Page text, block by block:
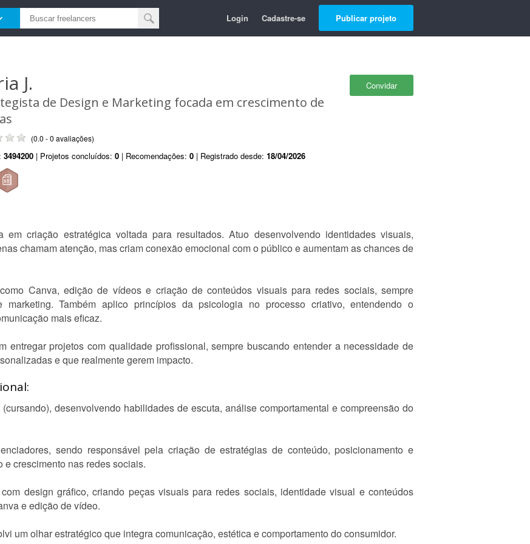
Login Cadastre-se Publicar projeto
Convidar
J.
de Design e Marketing focada em crescimento de
(0.0 - 0 avaliações)
3494200 | Projetos concluídos: 0 | Recomendações: 0 | Registrado desde: 18/04/2026
criação estratégica voltada para resultados. Atuo desenvolvendo identidades visuais,
chamam atenção, mas criam conexão emocional com o público e aumentam as chances de
Canva, edição de vídeos e criação de conteúdos visuais para redes sociais, sempre
marketing. Também aplico princípios da psicologia no processo criativo, entendendo o
mais eficaz.
entregar projetos com qualidade profissional, sempre buscando entender a necessidade de
e que realmente gerem impacto.
desenvolvendo habilidades de escuta, análise comportamental e compreensão do
sendo responsável pela criação de estratégias de conteúdo, posicionamento e
crescimento nas redes sociais.
design gráfico, criando peças visuais para redes sociais, identidade visual e conteúdos
e edição de vídeo.
um olhar estratégico que integra comunicação, estética e comportamento do consumidor.